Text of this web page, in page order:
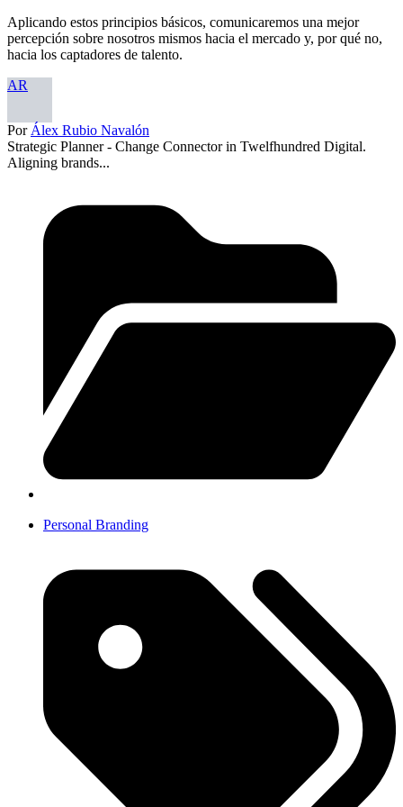
Aplicando estos principios básicos, comunicaremos una mejor
percepción sobre nosotros mismos hacia el mercado y, por qué no,
hacia los captadores de talento.
AR
Por Álex Rubio Navalón
Strategic Planner - Change Connector in Twelfhundred Digital.
Aligning brands...
Personal Branding